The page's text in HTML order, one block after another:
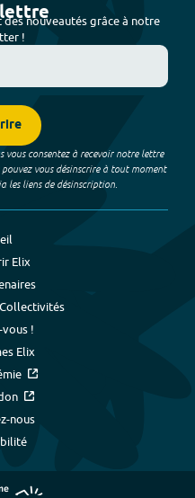
des nouveautés grâce à notre
!
vous consentez à recevoir notre lettre
vous désinscrire à tout moment
les liens de désinscription.
Elix
vous !
Elix
nous